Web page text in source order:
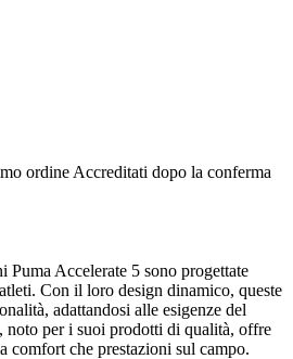
ordine Accreditati dopo la conferma
Puma Accelerate 5 sono progettate
Con il loro design dinamico, queste
adattandosi alle esigenze del
noto per i suoi prodotti di qualità, offre
comfort che prestazioni sul campo.